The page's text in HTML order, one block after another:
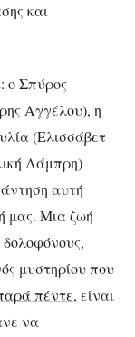
και
ο Σπύρος
Αγγέλου), η
(Ελισσάβετ
Λάμπρη)
αυτή
μας. Μια ζωή
μυστηρίου που
πέντε, είναι
να